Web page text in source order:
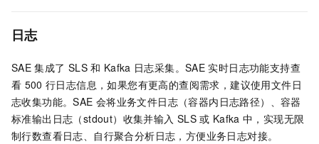
日志
SAE 集成了 SLS 和 Kafka 日志采集。 SAE 实时日志功能支持查
看 500 行日志信息，如果您有更高的查阅需求，建议使用文件日
志收集功能。SAE 会将业务文件日志（容器内日志路径）、容器
标准输出日志（stdout）收集并输入 SLS 或 Kafka 中，实现无限
制行数查看日志、自行聚合分析日志，方便业务日志对接。